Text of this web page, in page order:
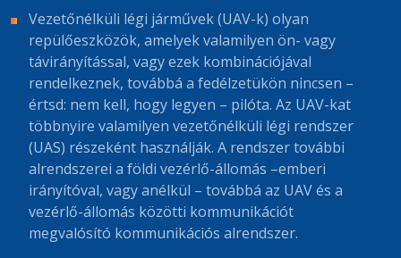
Vezetőnélküli légi járművek (UAV-k) olyan
repülőeszközök, amelyek valamilyen ön- vagy
távirányítással, vagy ezek kombinációjával
rendelkeznek, továbbá a fedélzetükön nincsen –
értsd: nem kell, hogy legyen – pilóta. Az UAV-kat
többnyire valamilyen vezetőnélküli légi rendszer
(UAS) részeként használják. A rendszer további
alrendszerei a földi vezérlő-állomás –emberi
irányítóval, vagy anélkül – továbbá az UAV és a
vezérlő-állomás közötti kommunikációt
megvalósító kommunikációs alrendszer.